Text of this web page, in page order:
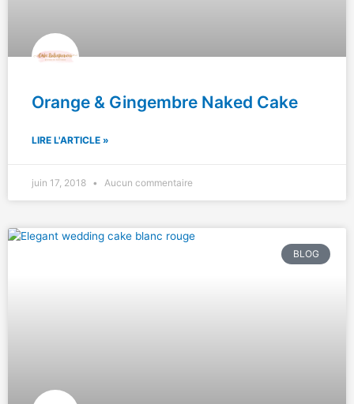
Orange & Gingembre Naked Cake
LIRE L'ARTICLE »
juin 17, 2018 Aucun commentaire
BLOG